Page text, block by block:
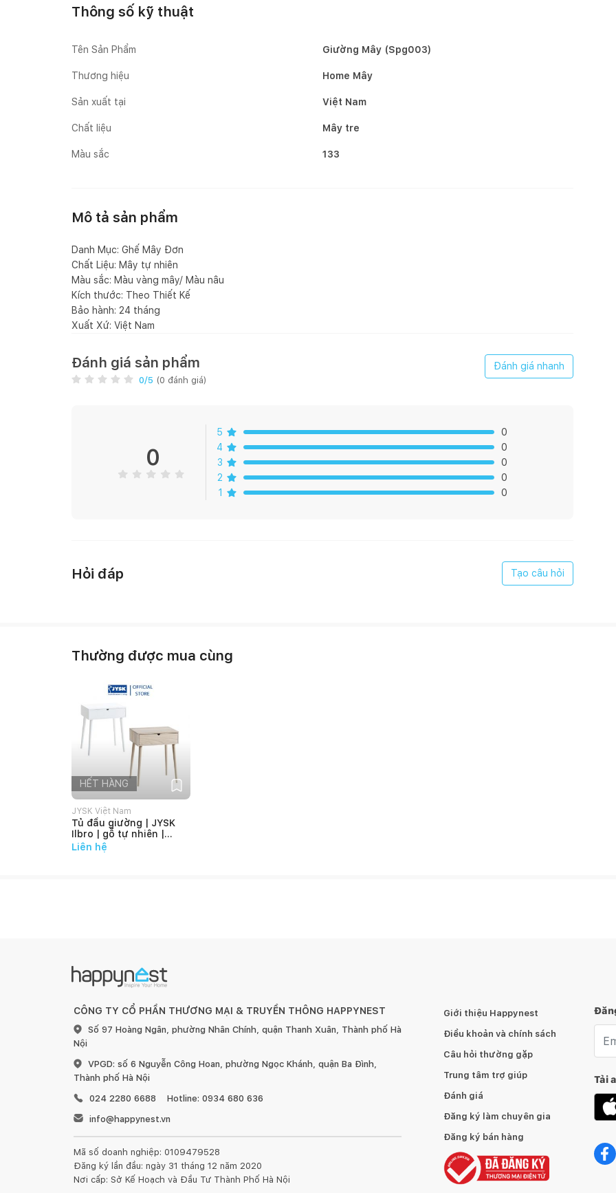
Thông số kỹ thuật
Tên Sản Phẩm Giường Mây (Spg003)
Thương hiệu Home Mây
Sản xuất tại Việt Nam
Chất liệu Mây tre
Màu sắc 133
Mô tả sản phẩm
Danh Mục: Ghế Mây Đơn
Chất Liệu: Mây tự nhiên
Màu sắc: Màu vàng mây/ Màu nâu
Kích thước: Theo Thiết Kế
Bảo hành: 24 tháng
Xuất Xứ: Việt Nam
Đánh giá sản phẩm
0/5 (0 đánh giá)
Đánh giá nhanh
0
5
0
4
0
3
0
2
0
1
0
Hỏi đáp Tạo câu hỏi
Thường được mua cùng
HẾT HÀNG
JYSK Việt Nam
Tủ đầu giường | JYSK
Ilbro | gỗ tự nhiên |
45x54x32cm
Liên hệ
CÔNG TY CỔ PHẦN THƯƠNG MẠI & TRUYỀN THÔNG HAPPYNEST
Số 97 Hoàng Ngân, phường Nhân Chính, quận Thanh Xuân, Thành phố Hà
Nội
VPGD: số 6 Nguyễn Công Hoan, phường Ngọc Khánh, quận Ba Đình,
Thành phố Hà Nội
024 2280 6688
Hotline: 0934 680 636
info@happynest.vn
Mã số doanh nghiệp: 0109479528
Đăng ký lần đầu: ngày 31 tháng 12 năm 2020
Nơi cấp: Sở Kế Hoạch và Đầu Tư Thành Phố Hà Nội
Giới thiệu Happynest
Điều khoản và chính sách
Câu hỏi thường gặp
Trung tâm trợ giúp
Đánh giá
Đăng ký làm chuyên gia
Đăng ký bán hàng
Tải